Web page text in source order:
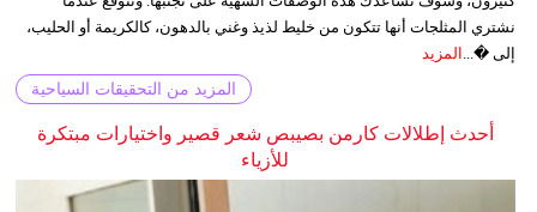
نشتري المثلجات أنها تتكون من خليط لذيذ وغني بالدهون، كالكريمة أو الحليب،
إلى �... المزيد
المزيد من التحقيقات السياحية
أحدث إطلالات كارمن بصيبص شعر قصير واختيارات مبتكرة
للأزياء